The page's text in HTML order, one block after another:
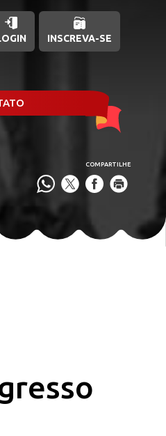
COMPARTILHE
INSCREVA-SE